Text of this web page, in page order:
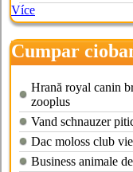
Více
Cumpar
luni
Hrană royal canin
zooplus
Vand schnauzer
Dac moloss club
Business animale